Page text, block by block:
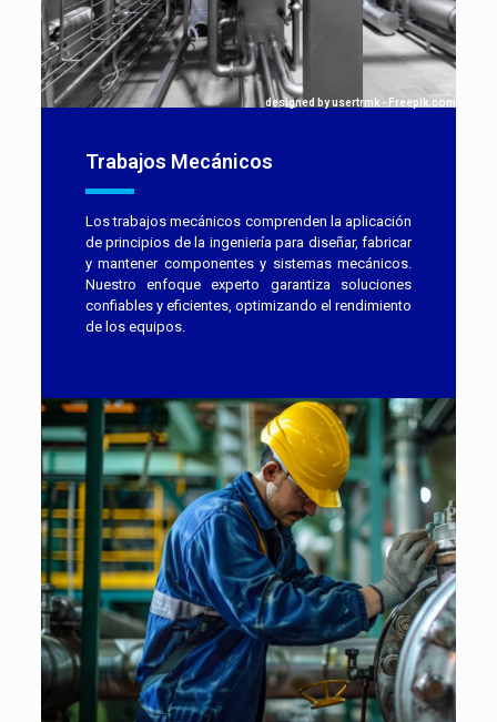
designed by usertrmk - Freepik.com
Trabajos Mecánicos
Los trabajos mecánicos comprenden la aplicación
de principios de la ingeniería para diseñar, fabricar
y mantener componentes y sistemas mecánicos.
Nuestro enfoque experto garantiza soluciones
confiables y eficientes, optimizando el rendimiento
de los equipos.